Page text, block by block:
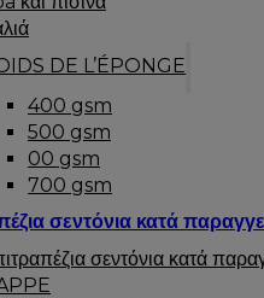
DE L’ÉPONGE
400 gsm
500 gsm
00 gsm
700 gsm
σεντόνια κατά
σεντόνια κατά